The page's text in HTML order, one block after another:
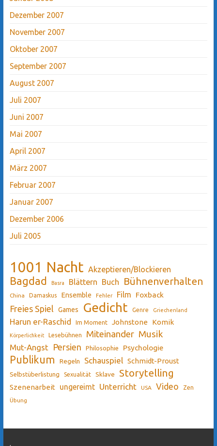
Dezember 2007
November 2007
Oktober 2007
September 2007
August 2007
Juli 2007
Juni 2007
Mai 2007
April 2007
März 2007
Februar 2007
Januar 2007
Dezember 2006
Juli 2005
1001 Nacht Akzeptieren/Blockieren
Bagdad Basra Blättern Buch Bühnenverhalten
China Damaskus Ensemble Fehler Film Foxback
Freies Spiel Games Gedicht Genre Griechenland
Harun er-Raschid Im Moment Johnstone Komik
Körperlichkeit Lesebühnen Miteinander Musik
Mut-Angst Persien Philosophie Psychologie
Publikum Regeln Schauspiel Schmidt-Proust
Selbstüberlistung Sexualität Sklave Storytelling
Szenenarbeit ungereimt Unterricht USA Video Zen
Übung